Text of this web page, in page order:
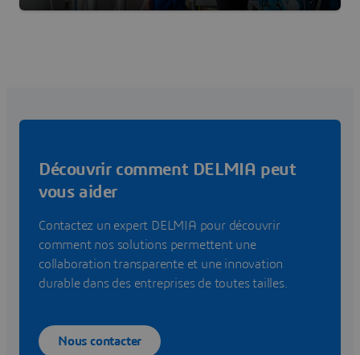
une planification précise avec le logiciel d'ingénierie
Découvrir comment DELMIA peut
vous aider
Contactez un expert DELMIA pour découvrir
comment nos solutions permettent une
collaboration transparente et une innovation
durable dans des entreprises de toutes tailles.
Nous contacter